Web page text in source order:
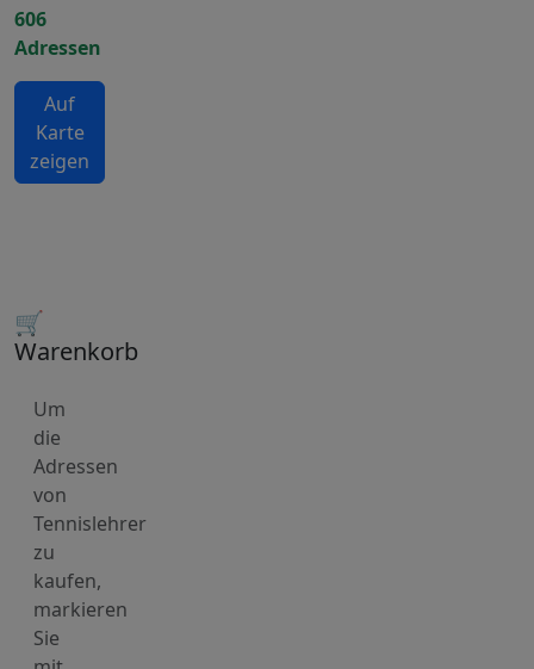
606
Adressen
Auf
Karte
zeigen
🛒
Warenkorb
Um
die
Adressen
von
Tennislehrer
zu
kaufen,
markieren
Sie